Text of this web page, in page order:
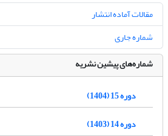
مقالات آماده انتشار
شماره جاری
شماره‌های پیشین نشریه
دوره 15 (1404)
دوره 14 (1403)